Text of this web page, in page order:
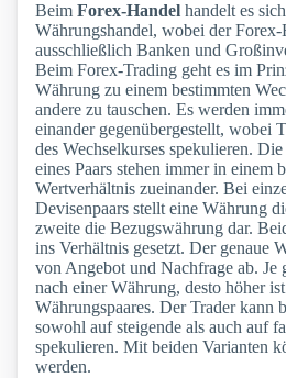
Beim Forex-Handel handelt es
Währungshandel, wobei der
ausschließlich Banken und
Beim Forex-Trading geht es im
Währung zu einem bestimmten
andere zu tauschen. Es werden
einander gegenübergestellt, wobei
des Wechselkurses spekulieren.
eines Paars stehen immer in einem
Wertverhältnis zueinander. Bei
Devisenpaars stellt eine Währung
zweite die Bezugswährung dar.
ins Verhältnis gesetzt. Der genaue
von Angebot und Nachfrage ab. Je
nach einer Währung, desto höher
Währungspaares. Der Trader kann
sowohl auf steigende als auch auf
spekulieren. Mit beiden Varianten
werden.